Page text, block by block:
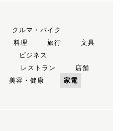
クルマ・バイク
料理 旅行
文具
ビジネス
レストラン
店舗
美容・健康
家電